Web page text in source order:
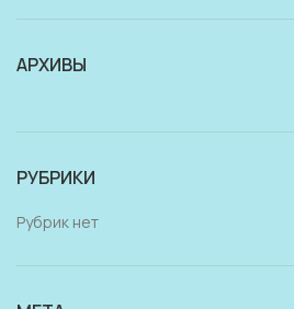
АРХИВЫ
РУБРИКИ
Рубрик нет